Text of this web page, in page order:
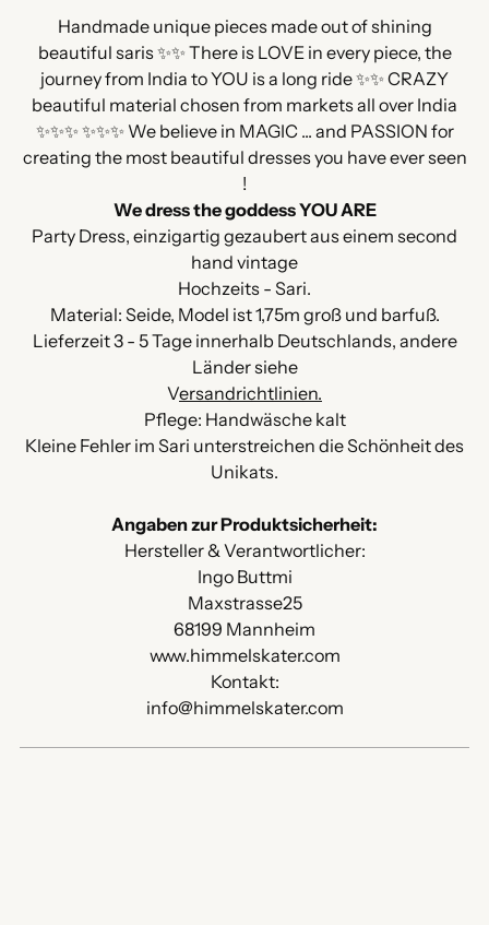
Warenkorb
legen
Handmade unique pieces made out of shining
beautiful saris ✨✨ There is LOVE in every piece, the
journey from India to YOU is a long ride ✨✨ CRAZY
beautiful material chosen from markets all over India
✨✨✨ ✨✨✨ We believe in MAGIC ... and PASSION for
creating the most beautiful dresses you have ever seen
!
We dress the goddess YOU ARE
Party Dress, einzigartig gezaubert aus einem second
hand vintage
Hochzeits - Sari.
Material: Seide, Model ist 1,75m groß und barfuß.
Lieferzeit 3 - 5 Tage innerhalb Deutschlands, andere
Länder siehe
Versandrichtlinien.
Pflege: Handwäsche kalt
Kleine Fehler im Sari unterstreichen die Schönheit des
Unikats.
Angaben zur Produktsicherheit:
Hersteller & Verantwortlicher:
Ingo Buttmi
Maxstrasse25
68199 Mannheim
www.himmelskater.com
Kontakt:
info@himmelskater.com